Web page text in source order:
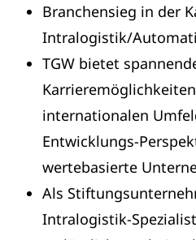
Branchensieg in der
Intralogistik/
TGW bietet
internationalen
Entwicklungs-
wertebasierte
Als
Intralogistik-